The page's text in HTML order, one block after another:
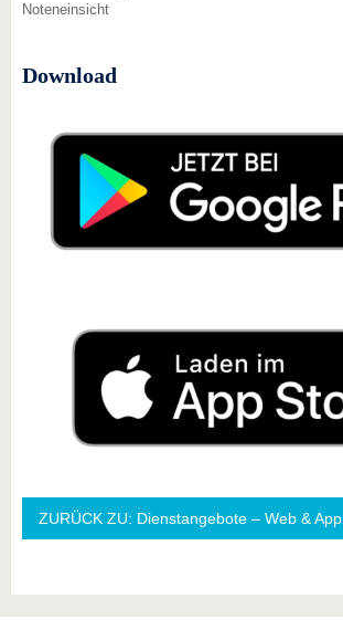
Noteneinsicht
Download
ZURÜCK ZU: Dienstangebote – Web & App